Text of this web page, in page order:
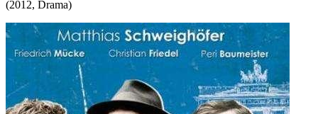
(2012, Drama)